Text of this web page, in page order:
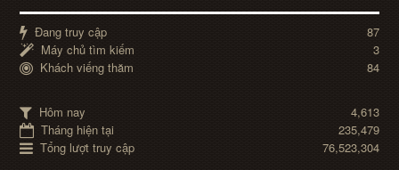
Đang truy cập
87
Máy chủ tìm kiếm
3
Khách viếng thăm
84
Hôm nay
4,613
Tháng hiện tại
235,479
Tổng lượt truy cập
76,523,304